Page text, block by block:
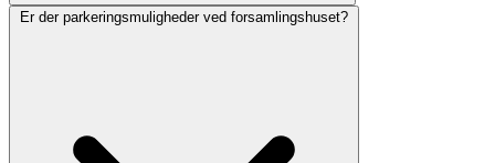
Er der parkeringsmuligheder ved forsamlingshuset?